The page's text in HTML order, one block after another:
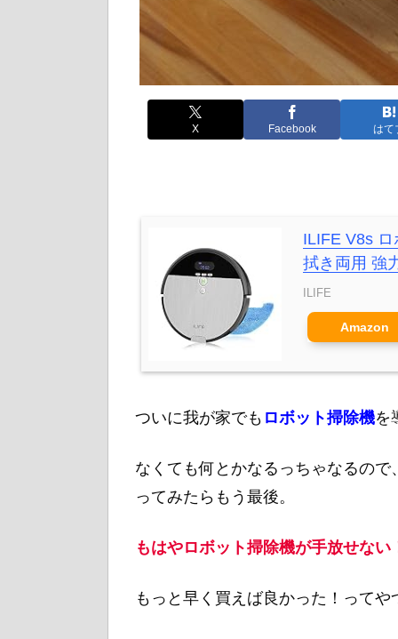
X Facebook はて
ILIFE V8s
拭き両用 強
ILIFE
Amazon
ついに我が家でも ロボット掃除機を
なくても何とかなるっちゃなるの
ってみたらもう最後。
もはやロボット掃除機が手放せない
もっと早く買えば良かった！ってや